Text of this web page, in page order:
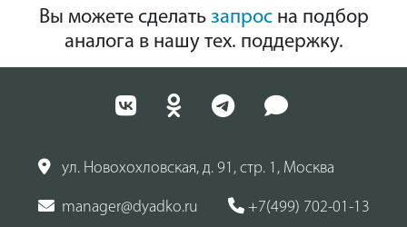
Вы можете сделать запросна подбор
аналога в нашу тех. поддержку.
ул. Новохохловская, д. 91, стр. 1, Москва
manager@dyadko.ru +7(499) 702-01-13